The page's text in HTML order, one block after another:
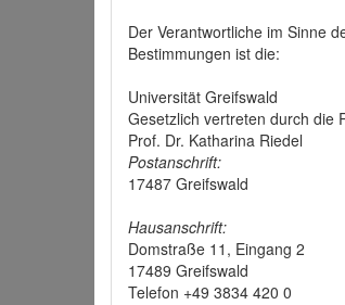
Der Verantwortliche im Sinne
Bestimmungen ist die:
Universität Greifswald
Gesetzlich vertreten durch die
Prof. Dr. Katharina Riedel
Postanschrift:
17487 Greifswald
Hausanschrift:
Domstraße 11, Eingang 2
17489 Greifswald
Telefon +49 3834 420 0